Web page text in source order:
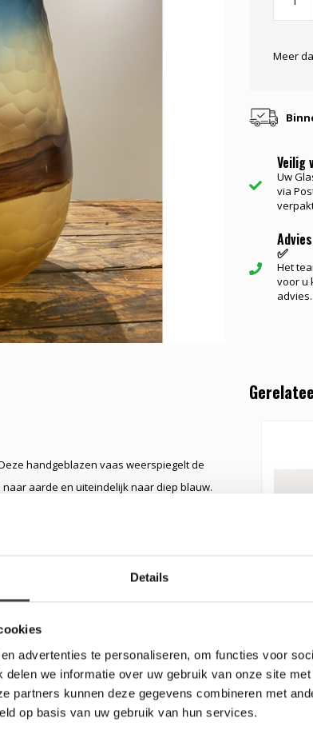
Details
advertenties te personaliseren, om functies voor
we informatie over uw gebruik van onze site
partners kunnen deze gegevens combineren met
op basis van uw gebruik van hun services.
Meer
Veilig
Uw
via
✅
Het
voor u
handgeblazen vaas weerspiegelt de
aarde en uiteindelijk naar diep blauw.
elke vaas uniek is en een luxe
het zand de horizon kust en de
zand, terwijl het blauw de eindeloze
maar ook een symbolische
een subtiele, doch krachtige sfeer van rust
eetkamer of kantoor met dit unieke